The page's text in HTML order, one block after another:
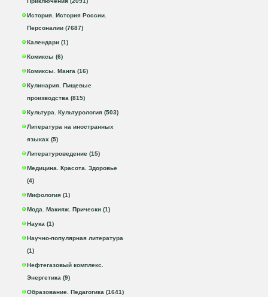
История. История России.
Персоналии (7687)
Календари (1)
Комиксы (6)
Комиксы. Манга (16)
Кулинария. Пищевые
производства (815)
Культура. Культурология (503)
Литература на иностранных
языках (5)
Литературоведение (15)
Медицина. Красота. Здоровье
(4)
Мифология (1)
Мода. Макияж. Прически (1)
Наука (1)
Научно-популярная литература
(1)
Нефтегазовый комплекс.
Энергетика (9)
Образование. Педагогика (1641)